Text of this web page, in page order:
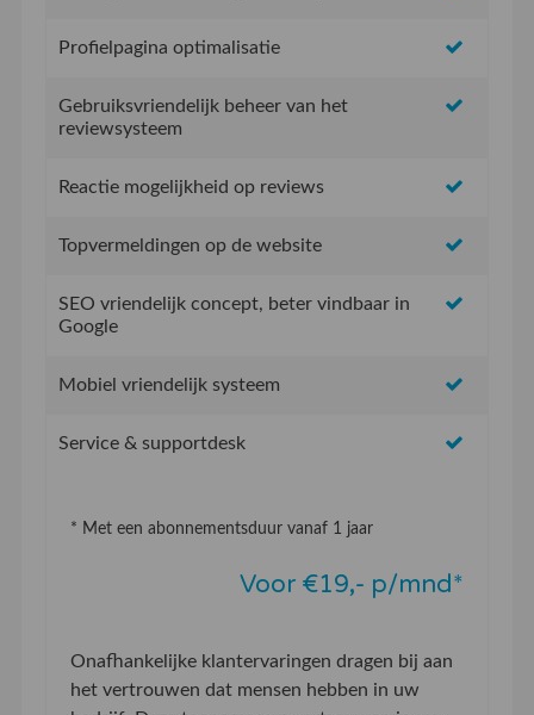
Profielpagina optimalisatie
Gebruiksvriendelijk beheer van het
reviewsysteem
Reactie mogelijkheid op reviews
Topvermeldingen op de website
SEO vriendelijk concept, beter vindbaar in
Google
Mobiel vriendelijk systeem
Service & supportdesk
* Met een abonnementsduur vanaf 1 jaar
Voor €19,- p/mnd*
Onafhankelijke klantervaringen dragen bij aan
het vertrouwen dat mensen hebben in uw